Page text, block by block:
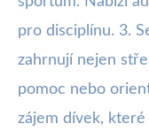
pro disciplínu. 3.
zahrnují nejen
pomoc nebo
zájem dívek,